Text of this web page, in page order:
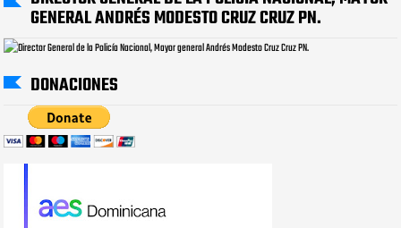
GENERAL ANDRÉS MODESTO CRUZ CRUZ PN.
DONACIONES